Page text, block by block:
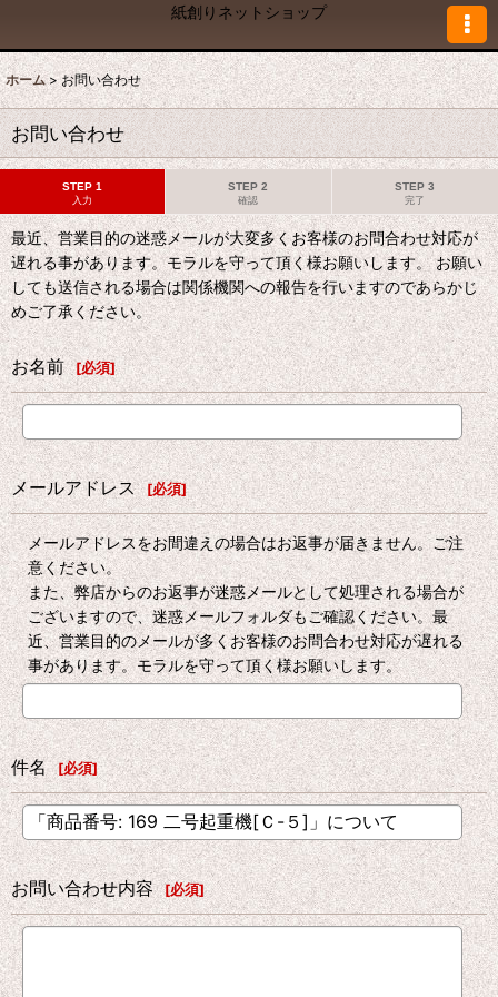
紙創りネットショップ
ホーム > お問い合わせ
お問い合わせ
STEP 1
入力
STEP 2
確認
STEP 3
完了
最近、営業目的の迷惑メールが大変多くお客様のお問合わせ対応が
遅れる事があります。モラルを守って頂く様お願いします。 お願い
しても送信される場合は関係機関への報告を行いますのであらかじ
めご了承ください。
お名前 [必須]
メールアドレス [必須]
メールアドレスをお間違えの場合はお返事が届きません。ご注
意ください。
また、弊店からのお返事が迷惑メールとして処理される場合が
ございますので、迷惑メールフォルダもご確認ください。最
近、営業目的のメールが多くお客様のお問合わせ対応が遅れる
事があります。モラルを守って頂く様お願いします。
件名 [必須]
お問い合わせ内容 [必須]